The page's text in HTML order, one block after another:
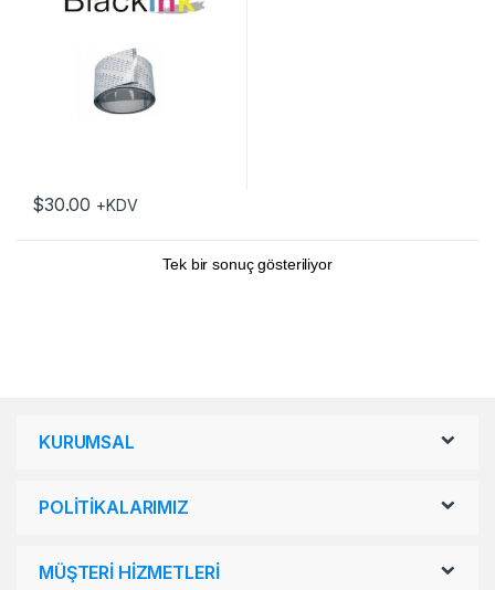
$30.00 +KDV
Tek bir sonuç gösteriliyor
KURUMSAL
POLİTİKALARIMIZ
MÜŞTERİ HİZMETLERİ